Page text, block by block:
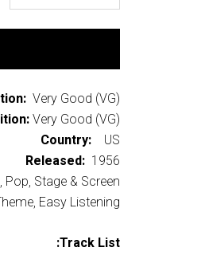
Very Good (VG)
Very Good (VG)
Country: US
Released: 1956
Pop, Stage & Screen
Easy Listening
Track List: